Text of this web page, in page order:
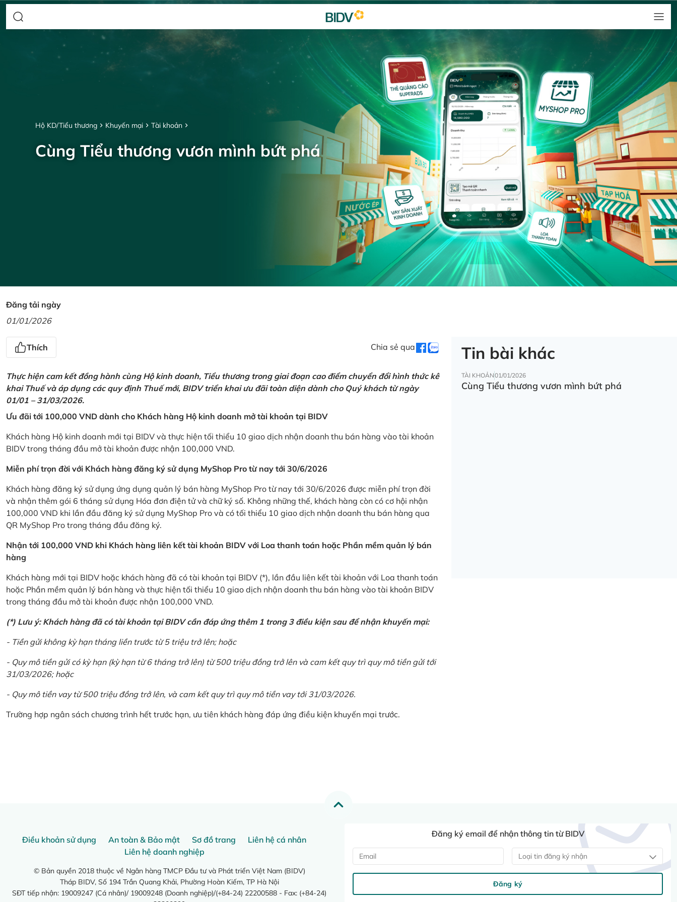
Hộ KD/Tiểu thương Khuyến mại Tài khoản
Cùng Tiểu thương vươn mình bứt phá
Đăng tải ngày
01/01/2026
Thích Chia sẻ qua
Thực hiện cam kết đồng hành cùng Hộ kinh doanh, Tiểu thương trong giai đoạn cao điểm chuyển đổi hình thức kê
khai Thuế và áp dụng các quy định Thuế mới, BIDV triển khai ưu đãi toàn diện dành cho Quý khách từ ngày
01/01 – 31/03/2026.
Ưu đãi tới 100,000 VND dành cho Khách hàng Hộ kinh doanh mở tài khoản tại BIDV
Khách hàng Hộ kinh doanh mới tại BIDV và thực hiện tối thiểu 10 giao dịch nhận doanh thu bán hàng vào tài khoản
BIDV trong tháng đầu mở tài khoản được nhận 100,000 VND.
Miễn phí trọn đời với Khách hàng đăng ký sử dụng MyShop Pro từ nay tới 30/6/2026
Khách hàng đăng ký sử dụng ứng dụng quản lý bán hàng MyShop Pro từ nay tới 30/6/2026 được miễn phí trọn đời
và nhận thêm gói 6 tháng sử dụng Hóa đơn điện tử và chữ ký số. Không những thế, khách hàng còn có cơ hội nhận
100,000 VND khi lần đầu đăng ký sử dụng MyShop Pro và có tối thiểu 10 giao dịch nhận doanh thu bán hàng qua
QR MyShop Pro trong tháng đầu đăng ký.
Nhận tới 100,000 VND khi Khách hàng liên kết tài khoản BIDV với Loa thanh toán hoặc Phần mềm quản lý bán
hàng
Khách hàng mới tại BIDV hoặc khách hàng đã có tài khoản tại BIDV (*), lần đầu liên kết tài khoản với Loa thanh toán
hoặc Phần mềm quản lý bán hàng và thực hiện tối thiểu 10 giao dịch nhận doanh thu bán hàng vào tài khoản BIDV
trong tháng đầu mở tài khoản được nhận 100,000 VND.
(*) Lưu ý: Khách hàng đã có tài khoản tại BIDV cần đáp ứng thêm 1 trong 3 điều kiện sau để nhận khuyến mại:
- Tiền gửi không kỳ hạn tháng liền trước từ 5 triệu trở lên; hoặc
- Quy mô tiền gửi có kỳ hạn (kỳ hạn từ 6 tháng trở lên) từ 500 triệu đồng trở lên và cam kết quy trì quy mô tiền gửi tới
31/03/2026; hoặc
- Quy mô tiền vay từ 500 triệu đồng trở lên, và cam kết quy trì quy mô tiền vay tới 31/03/2026.
Trường hợp ngân sách chương trình hết trước hạn, ưu tiên khách hàng đáp ứng điều kiện khuyến mại trước.
Tin bài khác
TÀI KHOẢN01/01/2026
Cùng Tiểu thương vươn mình bứt phá
Điều khoản sử dụng An toàn & Bảo mật Sơ đồ trang
Liên hệ cá nhân
Liên hệ doanh nghiệp
© Bản quyền 2018 thuộc về Ngân hàng TMCP Đầu tư và Phát triển Việt Nam (BIDV)
Tháp BIDV, Số 194 Trần Quang Khải, Phường Hoàn Kiếm, TP Hà Nội
SĐT tiếp nhận: 19009247 (Cá nhân)/ 19009248 (Doanh nghiệp)/(+84-24) 22200588 - Fax: (+84-24)
Đăng ký email để nhận thông tin từ BIDV
Loại tin đăng ký nhận
Đăng ký